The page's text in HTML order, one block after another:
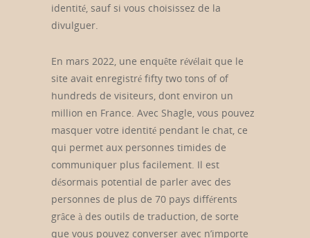
identité, sauf si vous choisissez de la
divulguer.
En mars 2022, une enquête révélait que le
site avait enregistré fifty two tons of of
hundreds de visiteurs, dont environ un
million en France. Avec Shagle, vous pouvez
masquer votre identité pendant le chat, ce
qui permet aux personnes timides de
communiquer plus facilement. Il est
désormais potential de parler avec des
personnes de plus de 70 pays différents
grâce à des outils de traduction, de sorte
que vous pouvez converser avec n’importe